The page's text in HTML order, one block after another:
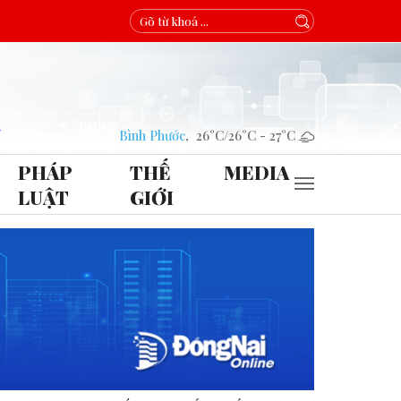
Bình Phước, 26°C/26°C - 27°C
PHÁP
LUẬT
THẾ
GIỚI
MEDIA